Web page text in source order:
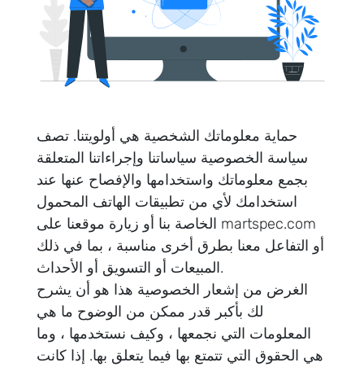
حماية معلوماتك الشخصية هي أولويتنا. تصف
سياسة الخصوصية سياساتنا وإجراءاتنا المتعلقة
بجمع معلوماتك واستخدامها والإفصاح عنها عند
استخدامك لأي من تطبيقات الهاتف المحمول
الخاصة بنا أو زيارة موقعنا على martspec.com
أو التفاعل معنا بطرق أخرى مناسبة ، بما في ذلك
المبيعات أو التسويق أو الأحداث.
الغرض من إشعار الخصوصية هذا هو أن يشرح
لك بأكبر قدر ممكن من الوضوح ما هي
المعلومات التي نجمعها ، وكيف نستخدمها ، وما
هي الحقوق التي تتمتع بها فيما يتعلق بها. إذا كانت